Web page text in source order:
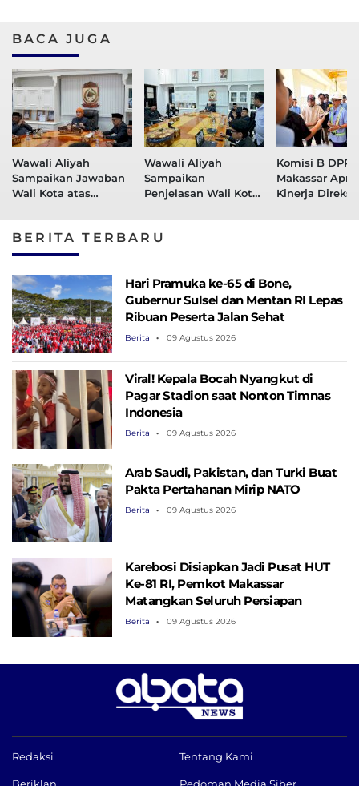
BACA JUGA
Wawali Aliyah
Sampaikan Jawaban
Wali Kota atas
Daring
Wawali Aliyah
Sampaikan
Penjelasan Wali Kota
APBD 2025 Secara
Komisi B
Makassar
Kinerja Direksi,
BERITA TERBARU
Hari Pramuka ke-65 di Bone,
Gubernur Sulsel dan Mentan RI Lepas
Ribuan Peserta Jalan Sehat
Berita 09 Agustus 2026
Viral! Kepala Bocah Nyangkut di
Pagar Stadion saat Nonton Timnas
Indonesia
Berita 09 Agustus 2026
Arab Saudi, Pakistan, dan Turki Buat
Pakta Pertahanan Mirip NATO
Berita 09 Agustus 2026
Karebosi Disiapkan Jadi Pusat HUT
Ke-81 RI, Pemkot Makassar
Matangkan Seluruh Persiapan
Berita 09 Agustus 2026
Redaksi Tentang Kami